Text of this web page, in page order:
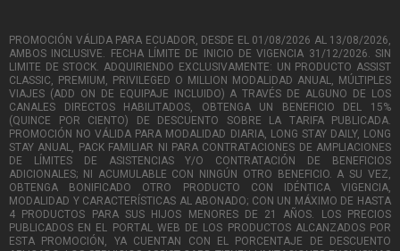
PROMOCIÓN VÁLIDA PARA ECUADOR, DESDE EL 01/08/2026 AL 13/08/2026,
AMBOS INCLUSIVE. FECHA LÍMITE DE INICIO DE VIGENCIA 31/12/2026. SIN
LIMITE DE STOCK. ADQUIRIENDO EXCLUSIVAMENTE: UN PRODUCTO ASSIST
CLASSIC, PREMIUM, PRIVILEGED O MILLION MODALIDAD ANUAL, MÚLTIPLES
VIAJES (ADD ON DE EQUIPAJE INCLUIDO) A TRAVÉS DE ALGUNO DE LOS
CANALES DIRECTOS HABILITADOS, OBTENGA UN BENEFICIO DEL 15%
(QUINCE POR CIENTO) DE DESCUENTO SOBRE LA TARIFA PUBLICADA.
PROMOCIÓN NO VÁLIDA PARA MODALIDAD DIARIA, LONG STAY DAILY, LONG
STAY ANUAL, PACK FAMILIAR NI PARA CONTRATACIONES DE AMPLIACIONES
DE LÍMITES DE ASISTENCIAS Y/O CONTRATACIÓN DE BENEFICIOS
ADICIONALES; NI ACUMULABLE CON NINGÚN OTRO BENEFICIO. A SU VEZ,
OBTENGA BONIFICADO OTRO PRODUCTO CON IDÉNTICA VIGENCIA,
MODALIDAD Y CARACTERÍSTICAS AL ABONADO; CON UN MÁXIMO DE HASTA
4 PRODUCTOS PARA SUS HIJOS MENORES DE 21 AÑOS. LOS PRECIOS
PUBLICADOS EN EL PORTAL WEB DE LOS PRODUCTOS ALCANZADOS POR
ESTA PROMOCIÓN, YA CUENTAN CON EL PORCENTAJE DE DESCUENTO